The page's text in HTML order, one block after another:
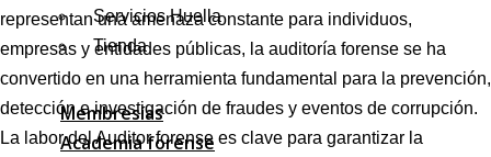
Servicios Huella
Tienda
Membresías
Academia forense
representan una amenaza constante para individuos,
empresas y entidades públicas, la auditoría forense se ha
convertido en una herramienta fundamental para la prevención,
detección e investigación de fraudes y eventos de corrupción.
La labor del Auditor forense es clave para garantizar la